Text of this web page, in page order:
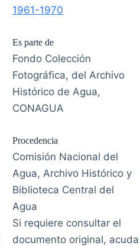
1961-1970
Es parte de
Fondo Colección
Fotográfica, del Archivo
Histórico de Agua,
CONAGUA
Procedencia
Comisión Nacional del
Agua, Archivo Histórico y
Biblioteca Central del
Agua
Si requiere consultar el
documento original, acuda